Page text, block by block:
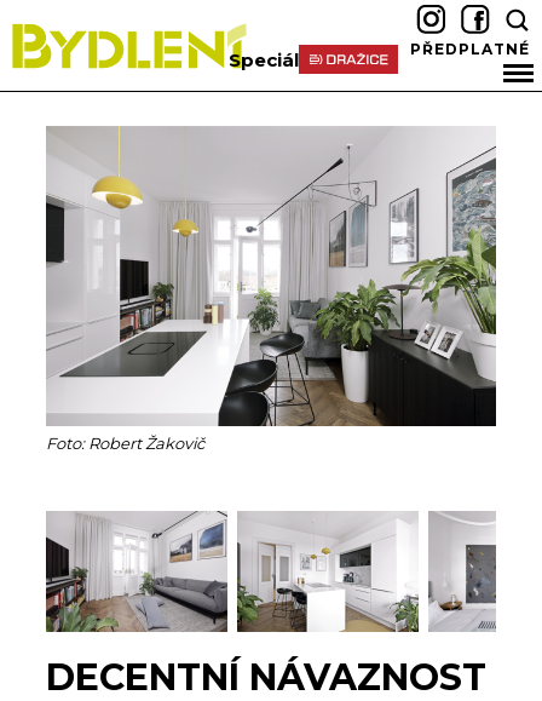
Speciál PŘEDPLATNÉ
Foto: Robert Žakovič
DECENTNÍ NÁVAZNOST